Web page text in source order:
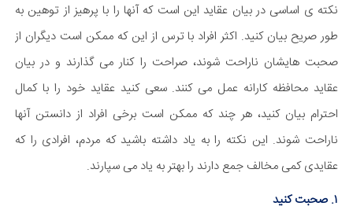
نکته ی اساسی در بیان عقاید این است که آنها را با پرهیز از توهین به
طور صریح بیان کنید. اکثر افراد با ترس از این که ممکن است دیگران از
صحبت هایشان ناراحت شوند، صراحت را کنار می گذارند و در بیان
عقاید محافظه کارانه عمل می کنند. سعی کنید عقاید خود را با کمال
احترام بیان کنید، هر چند که ممکن است برخی افراد از دانستن آنها
ناراحت شوند. این نکته را به یاد داشته باشید که مردم، افرادی را که
عقایدی کمی مخالف جمع دارند را بهتر به یاد می سپارند.
۱. صحبت کنید